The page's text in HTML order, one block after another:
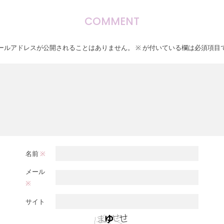
COMMENT
ルアドレスが公開されることはありません。 ※ が付いている欄は必須項目
名前 ※
メール
※
サイト